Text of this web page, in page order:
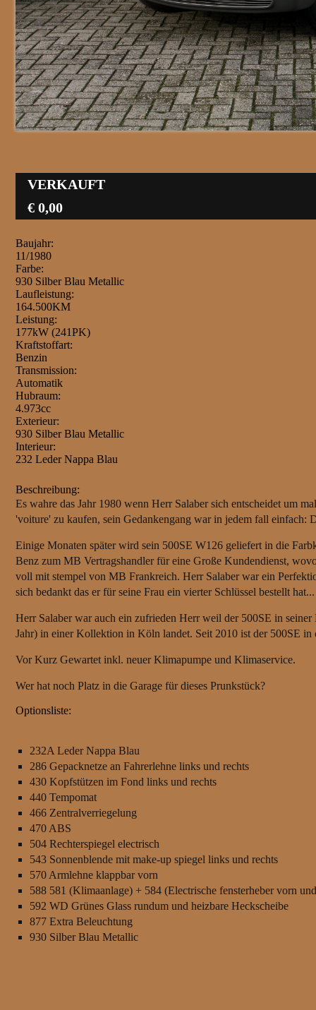
VERKAUFT
€ 0,00
Baujahr:
11/1980
Farbe:
930 Silber Blau Metallic
Laufleistung:
164.500KM
Leistung:
177kW (241PK)
Kraftstoffart:
Benzin
Transmission:
Automatik
Hubraum:
4.973cc
Exterieur:
930 Silber Blau Metallic
Interieur:
232 Leder Nappa Blau
Beschreibung:
Es wahre das Jahr 1980 wenn Herr Salaber sich entscheidet um
'voiture' zu kaufen, sein Gedankengang war in jedem fall einfach:
Einige Monaten später wird sein 500SE W126 geliefert in die
Benz zum MB Vertragshandler für eine Große Kundendienst,
voll mit stempel von MB Frankreich. Herr Salaber war ein
sich bedankt das er für seine Frau ein vierter Schlüssel bestellt hat...
Herr Salaber war auch ein zufrieden Herr weil der 500SE in
Jahr) in einer Kollektion in Köln landet. Seit 2010 ist der 500SE in
Vor Kurz Gewartet inkl. neuer Klimapumpe und Klimaservice.
Wer hat noch Platz in die Garage für dieses Prunkstück?
Optionsliste:
232A Leder Nappa Blau
286 Gepacknetze an Fahrerlehne links und rechts
430 Kopfstützen im Fond links und rechts
440 Tempomat
466 Zentralverriegelung
470 ABS
504 Rechterspiegel electrisch
543 Sonnenblende mit make-up spiegel links und rechts
570 Armlehne klappbar vorn
588 581 (Klimaanlage) + 584 (Electrische fensterheber vorn
592 WD Grünes Glass rundum und heizbare Heckscheibe
877 Extra Beleuchtung
930 Silber Blau Metallic